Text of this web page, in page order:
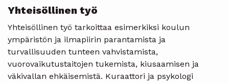
Yhteisöllinen työ
Yhteisöllinen työ tarkoittaa esimerkiksi koulun
ympäristön ja ilmapiirin parantamista ja
turvallisuuden tunteen vahvistamista,
vuorovaikutustaitojen tukemista, kiusaamisen ja
väkivallan ehkäisemistä. Kuraattori ja psykologi